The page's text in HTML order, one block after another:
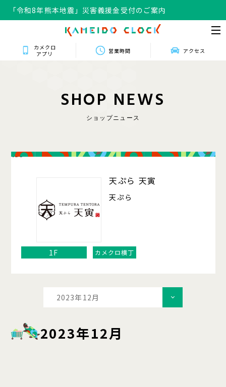
「令和8年熊本地震」災害義援金受付のご案内
「令和8年熊本地震」災害義援金受付のご案内
カメクロ
アプリ
営業時間 アクセス
SHOP NEWS
ショップニュース
139
天ぷら 天寅
天ぷら
1F カメクロ横丁
2023年12月
2023年12月